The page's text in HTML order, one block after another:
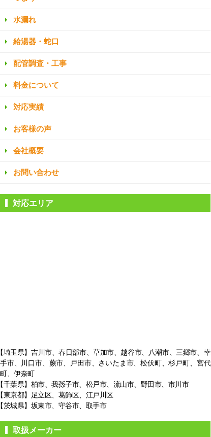
水漏れ
給湯器・蛇口
配管調査・工事
料金について
対応実績
お客様の声
会社概要
お問い合わせ
対応エリア
埼玉県】吉川市、春日部市、草加市、越谷市、八潮市、三郷市、幸
手市、 川口市、蕨市、戸田市、さいたま市、松伏町、杉戸町、宮代
町、伊奈町
千葉県】柏市、我孫子市、松戸市、 流山市、野田市、市川市
東京都】足立区、葛飾区、江戸川区
茨城県】坂東市、守谷市、取手市
取扱メーカー